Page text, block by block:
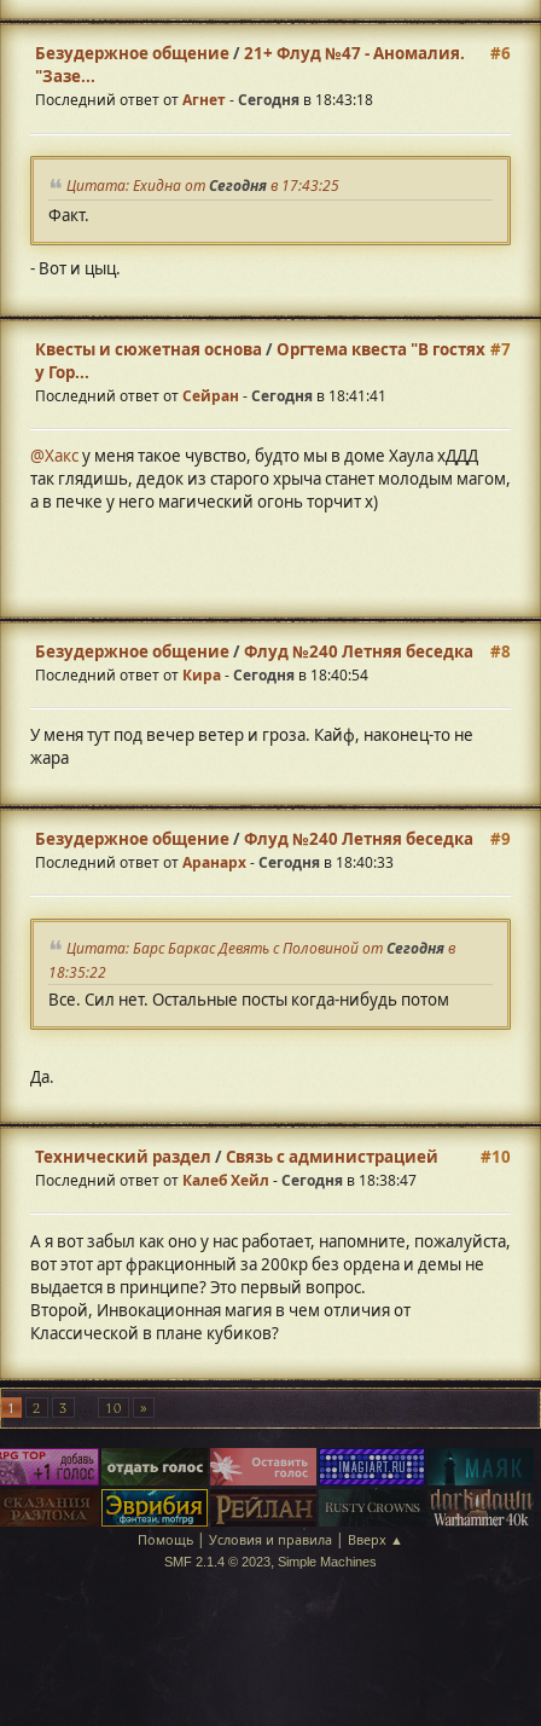
#6
Безудержное общение/21+ Флуд №47 - Аномалия.
"Зазе...
Последний ответ отАгнет-Сегодня в 18:43:18
Цитата: Ехидна отСегодняв 17:43:25
Факт.
- Вот и цыц.
#7
Квесты и сюжетная основа /Оргтема квеста "В гостях
у Гор...
Последний ответ отСейран -Сегодня в 18:41:41
@Хаксу меня такое чувство, будто мы в доме Хаула хДДД
так глядишь, дедок из старого хрыча станет молодым магом,
а в печке у него магический огонь торчит х)
#8
Безудержное общение/Флуд №240 Летняя беседка
Последний ответ от Кира-Сегодня в 18:40:54
У меня тут под вечер ветер и гроза. Кайф, наконец-то не
жара
#9
Безудержное общение/Флуд №240 Летняя беседка
Последний ответ отАранарх-Сегодня в 18:40:33
Цитата: Барс Баркас Девять с Половиной отСегодняв
18:35:22
Все. Сил нет. Остальные посты когда-нибудь потом
Да.
#10
Технический раздел /Связь с администрацией
Последний ответ от Калеб Хейл -Сегодня в 18:38:47
А я вот забыл как оно у нас работает, напомните, пожалуйста,
вот этот арт фракционный за 200кр без ордена и демы не
выдается в принципе? Это первый вопрос.
Второй, Инвокационная магия в чем отличия от
Классической в плане кубиков?
1 2 3 10
Помощь | Условия и правила | Вверх ▲
SMF 2.1.4 © 2023, Simple Machines